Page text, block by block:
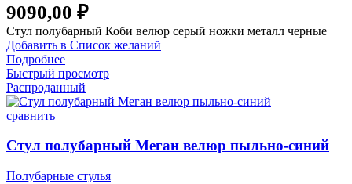
9090,00 ₽
Стул полубарный Коби велюр серый ножки металл черные
Добавить в Список желаний
Подробнее
Быстрый просмотр
Распроданный
сравнить
Стул полубарный Меган велюр пыльно-синий
Полубарные стулья